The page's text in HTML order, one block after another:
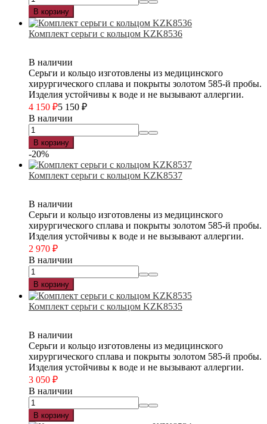
В корзину
Комплект серьги с кольцом KZK8536
В наличии
Серьги и кольцо изготовлены из медицинского
хирургического сплава и покрыты золотом 585-й пробы.
Изделия устойчивы к воде и не вызывают аллергии.
4 150 ₽5 150 ₽
В наличии
В корзину
-20%
Комплект серьги с кольцом KZK8537
В наличии
Серьги и кольцо изготовлены из медицинского
хирургического сплава и покрыты золотом 585-й пробы.
Изделия устойчивы к воде и не вызывают аллергии.
2 970 ₽
В наличии
В корзину
Комплект серьги с кольцом KZK8535
В наличии
Серьги и кольцо изготовлены из медицинского
хирургического сплава и покрыты золотом 585-й пробы.
Изделия устойчивы к воде и не вызывают аллергии.
3 050 ₽
В наличии
В корзину